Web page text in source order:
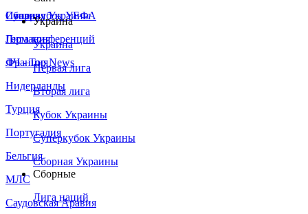
Сборная Украины
Италия
Германия
Франция
Нидерланды
Турция
Португалия
Бельгия
МЛС
Саудовская Аравия
Суперкубок УЕФА
Лига конференций
ЛЧ - Top News
Украина
Украина
Первая лига
Вторая лига
Кубок Украины
Суперкубок Украины
Сборная Украины
Сборные
Лига наций